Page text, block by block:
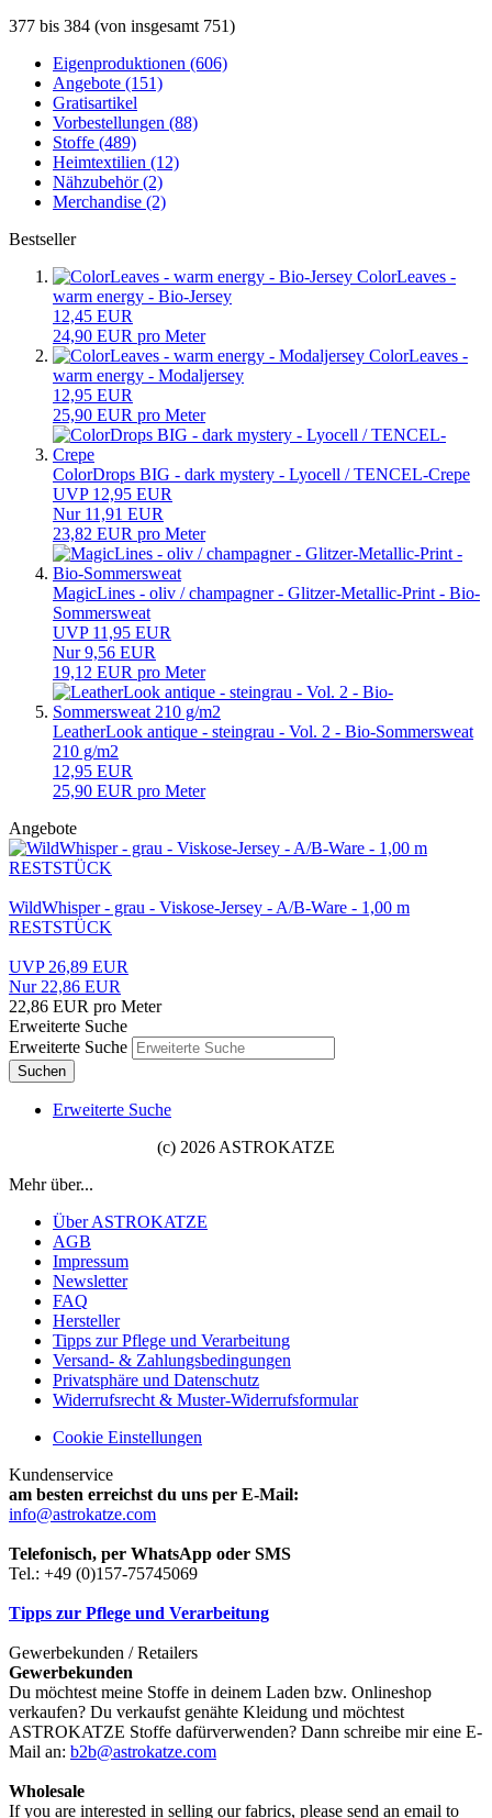
377 bis 384 (von insgesamt 751)
Eigenproduktionen (606)
Angebote (151)
Gratisartikel
Vorbestellungen (88)
Stoffe (489)
Heimtextilien (12)
Nähzubehör (2)
Merchandise (2)
Bestseller
ColorLeaves -
warm energy - Bio-Jersey
12,45 EUR
24,90 EUR pro Meter
ColorLeaves -
warm energy - Modaljersey
12,95 EUR
25,90 EUR pro Meter
ColorDrops BIG - dark mystery - Lyocell / TENCEL-Crepe
UVP 12,95 EUR
Nur 11,91 EUR
23,82 EUR pro Meter
MagicLines - oliv / champagner - Glitzer-Metallic-Print - Bio-
Sommersweat
UVP 11,95 EUR
Nur 9,56 EUR
19,12 EUR pro Meter
LeatherLook antique - steingrau - Vol. 2 - Bio-Sommersweat
210 g/m2
12,95 EUR
25,90 EUR pro Meter
Angebote
WildWhisper - grau - Viskose-Jersey - A/B-Ware - 1,00 m
RESTSTÜCK
UVP 26,89 EUR
Nur 22,86 EUR
22,86 EUR pro Meter
Erweiterte Suche
Erweiterte Suche
Suchen
Erweiterte Suche
(c) 2026 ASTROKATZE
Mehr über...
Über ASTROKATZE
AGB
Impressum
Newsletter
FAQ
Hersteller
Tipps zur Pflege und Verarbeitung
Versand- & Zahlungsbedingungen
Privatsphäre und Datenschutz
Widerrufsrecht & Muster-Widerrufsformular
Cookie Einstellungen
Kundenservice
am besten erreichst du uns per E-Mail:
info@astrokatze.com
Telefonisch, per WhatsApp oder SMS
Tel.: +49 (0)157-75745069
Tipps zur Pflege und Verarbeitung
Gewerbekunden / Retailers
Gewerbekunden
Du möchtest meine Stoffe in deinem Laden bzw. Onlineshop
verkaufen? Du verkaufst genähte Kleidung und möchtest
ASTROKATZE Stoffe dafürverwenden? Dann schreibe mir eine E-
Mail an: b2b@astrokatze.com
Wholesale
If you are interested in selling our fabrics, please send an email to